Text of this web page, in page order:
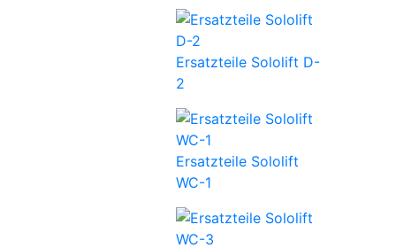
Ersatzteile Sololift D-
2
Ersatzteile Sololift
WC-1